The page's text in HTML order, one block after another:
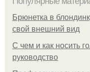
Брюнетка в
свой внешний вид
С чем и как носить
руководство